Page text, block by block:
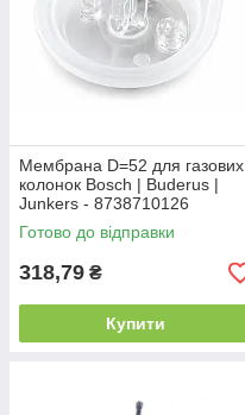
Мембрана D=52 для газових
колонок Bosch | Buderus |
Junkers - 8738710126
Готово до відправки
318,79 ₴
Купити